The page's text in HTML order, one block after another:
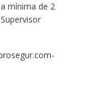
mínima de 2